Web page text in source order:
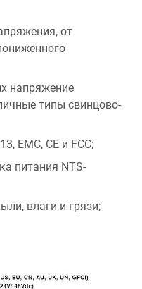
от
напряжение
типы свинцово-
EMC, CE и FCC;
питания NTS-
влаги и грязи;